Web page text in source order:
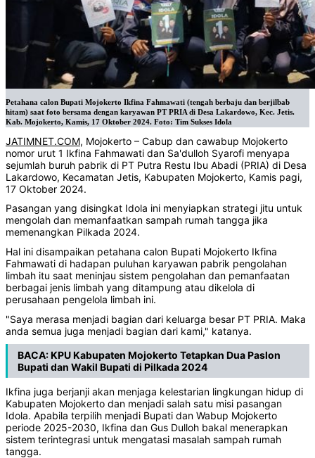
Petahana calon Bupati Mojokerto Ikfina Fahmawati (tengah berbaju dan berjilbab
hitam) saat foto bersama dengan karyawan PT PRIA di Desa Lakardowo, Kec. Jetis.
Kab. Mojokerto, Kamis, 17 Oktober 2024. Foto: Tim Sukses Idola
JATIMNET.COM, Mojokerto – Cabup dan cawabup Mojokerto
nomor urut 1 Ikfina Fahmawati dan Sa'dulloh Syarofi menyapa
sejumlah buruh pabrik di PT Putra Restu Ibu Abadi (PRIA) di Desa
Lakardowo, Kecamatan Jetis, Kabupaten Mojokerto, Kamis pagi,
17 Oktober 2024.
Pasangan yang disingkat Idola ini menyiapkan strategi jitu untuk
mengolah dan memanfaatkan sampah rumah tangga jika
memenangkan Pilkada 2024.
Hal ini disampaikan petahana calon Bupati Mojokerto Ikfina
Fahmawati di hadapan puluhan karyawan pabrik pengolahan
limbah itu saat meninjau sistem pengolahan dan pemanfaatan
berbagai jenis limbah yang ditampung atau dikelola di
perusahaan pengelola limbah ini.
"Saya merasa menjadi bagian dari keluarga besar PT PRIA. Maka
anda semua juga menjadi bagian dari kami," katanya.
BACA:KPU Kabupaten Mojokerto Tetapkan Dua Paslon
Bupati dan Wakil Bupati di Pilkada 2024
Ikfina juga berjanji akan menjaga kelestarian lingkungan hidup di
Kabupaten Mojokerto dan menjadi salah satu misi pasangan
Idola. Apabila terpilih menjadi Bupati dan Wabup Mojokerto
periode 2025-2030, Ikfina dan Gus Dulloh bakal menerapkan
sistem terintegrasi untuk mengatasi masalah sampah rumah
tangga.